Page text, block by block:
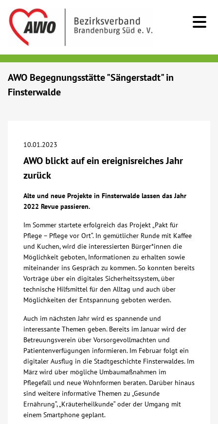
Senioren
Begegnung
Bildung
Über uns
Veranstaltungen
Spenden
Mitmachen
Karriere
Ausbildung
Glossar
AWO Begegnungsstätte "Sängerstadt" in
Finsterwalde
10.01.2023
AWO blickt auf ein ereignisreiches Jahr
zurück
Alte und neue Projekte in Finsterwalde lassen das Jahr
2022 Revue passieren.
Im Sommer startete erfolgreich das Projekt „Pakt für
Pflege – Pflege vor Ort“. In gemütlicher Runde mit Kaffee
und Kuchen, wird die interessierten Bürger*innen die
Möglichkeit geboten, Informationen zu erhalten sowie
miteinander ins Gespräch zu kommen. So konnten bereits
Vorträge über ein digitales Sicherheitssystem, über
technische Hilfsmittel für den Alltag und auch über
Möglichkeiten der Entspannung geboten werden.
Auch im nächsten Jahr wird es spannende und
interessante Themen geben. Bereits im Januar wird der
Betreuungsverein über Vorsorgevollmachten und
Patientenverfügungen informieren. Im Februar folgt ein
digitaler Ausflug in die Stadtgeschichte Finsterwaldes. Im
März wird über mögliche Umbaumaßnahmen im
Pflegefall und neue Wohnformen beraten. Darüber hinaus
sind weitere informative Themen zu „Gesunde
Ernährung“, „Kräuterheilkunde“ oder der Umgang mit
einem Smartphone geplant.